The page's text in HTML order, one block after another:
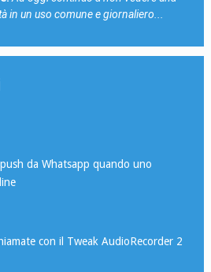
in un uso comune e giornaliero...
da Whatsapp quando uno
con il Tweak AudioRecorder 2